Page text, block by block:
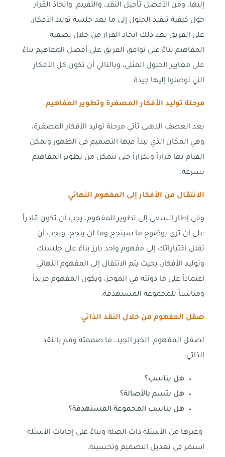
إليها. ومن الأفضل تأجيل النقد، والتقييم، واتخاذ القرار
حول كيفية تنفيذ الحلول إلى ما بعد جلسة توليد الأفكار.
على الفريق بعد ذلك اتخاذ القرار من خلال تصفية
المفاهيم بناءً على توافق الفريق على أفضل المفاهيم بناءً
على معايير الحلول المثلى، وبالتالي أن تكون كل الأفكار
التي توصلوا إليها جيدة.
مرحلة توليد الأفكار المصغرة وتطوير المفاهيم
بعد العصف الذهني تأتي مرحلة توليد الأفكار المصغرة،
وهي المكان الذي يبدأ فيها التصميم في الظهور ويمكن
القيام بها مراراً وتكراراً حتى نتمكن من تطوير المفاهيم
بسرعة.
الانتقال من الأفكار إلى المفهوم النهائي
وفي إطار السعي إلى تطوير المفهوم، يجب أن تكون قادراً
على أن ترى بوضوح ما سينجح وما لن ينجح، ويجب أن
تقلل اختياراتك إلى مفهوم واحد بارز بناءً على جلستك
وتوليد الأفكار، بحيث يتم الانتقال إلى المفهوم النهائي
اعتماداً على ما دونته في الموجز، ويكون المفهوم فريداً
ومناسباً للمجموعة المستهدفة.
صقل المفهوم من خلال النقد الذاتي
لصقل المفهوم، الخبر الجيد، ما صممته وقم بالنقد
الذاتي:
هل يناسب؟
هل يتسم بالأصالة؟
هل يناسب المجموعة المستهدفة؟
وغيرها من الأسئلة ذات الصلة وبناءً على إجابات الأسئلة
استمر في تعديل التصميم وتحسينه.